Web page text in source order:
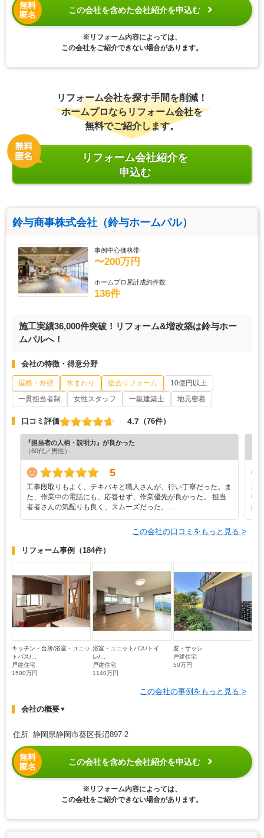
無料
匿名
この会社を含めた会社紹介を申込む
※リフォーム内容によっては、
この会社をご紹介できない場合があります。
リフォーム会社を探す手間を削減！
ホームプロならリフォーム会社を
無料でご紹介します。
リフォーム会社紹介を
申込む
鈴与商事株式会社（鈴与ホームパル）
事例中心価格帯
〜200万円
ホームプロ累計成約件数
136件
施工実績36,000件突破！リフォーム&増改築は鈴与ホー
ムパルへ！
会社の特徴・得意分野
屋根・外壁 水まわり 総合リフォーム
10億円以上
一貫担当者制
女性スタッフ 一級建築士 地元密着
口コミ評価 4.7 （76件）
『担当者の人柄・説明力』が良かった
（60代／男性）
5
工事段取りもよく、テキパキと職人さんが、行い丁寧だった。ま
た、作業中の電話にも、応答せず、作業優先が良かった。 担当
者者さんの気配りも良く、スムーズだった。…
素
い
に
この会社の口コミをもっと見る >
リフォーム事例 （184件）
キッチン・台所/浴室・ユニッ
トバス/...
戸建住宅
1500万円
浴室・ユニットバス/トイ
レ/...
戸建住宅
1140万円
窓・サッシ
戸建住宅
50万円
この会社の事例をもっと見る >
会社の概要▼
住所 静岡県静岡市葵区長沼897-2
無料
匿名
この会社を含めた会社紹介を申込む
※リフォーム内容によっては、
この会社をご紹介できない場合があります。